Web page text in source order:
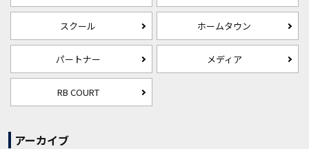
スクール ホームタウン
パートナー メディア
RB COURT
アーカイブ